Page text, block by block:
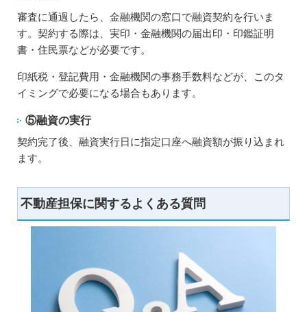
審査に通過したら、金融機関の窓口で融資契約を行いま
す。契約する際は、実印・金融機関の届出印・印鑑証明
書・住民票などが必要です。
印紙税・登記費用・金融機関の事務手数料などが、このタ
イミングで必要になる場合もあります。
⑤融資の実行
契約完了後、融資実行日に指定口座へ融資額が振り込まれ
ます。
不動産担保に関するよくある質問